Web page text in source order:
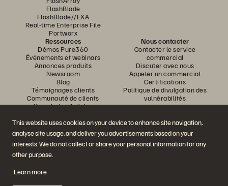
This website uses cookies on your device to enhance site navigation,
analyse site usage, and deliver you advertisements based on your
interests. We do not collect or share your personal information for any
other purpose.
Learn more
FlashBlade
FlashBlade//EXA
Real-time Enterprise File
Portworx
Ressources
Démos Pure360
Événements et webinars
Annonces produits
Newsroom
Blog
Témoignages clients
Communauté de clients
Knowledge Articles
Nous contacter
Contacter le service
commercial
Discuter avec nous
Appeler un commercial
Certifications
Politique de divulgation des
vulnérabilités
Rejoignez la conversation
Suivez-nous sur tous les réseaux sociaux Everpure